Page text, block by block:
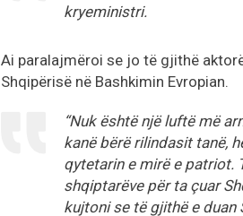
kryeministri.
Ai paralajmëroi se jo të gjithë
Shqipërisë në Bashkimin Evropian.
“Nuk është një luftë më
kanë bërë rilindasit tanë,
qytetarin e mirë e patriot.
shqiptarëve për ta çuar
kujtoni se të gjithë e duan